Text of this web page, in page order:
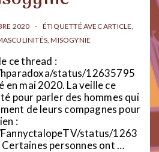
2020 ÉTIQUETTÉ AVECARTICLE,
,MISOGYNIE
ce thread :
status/12635795
mai 2020. La veille ce
pour parler des hommes qui
de leurs compagnes pour
:
status/1263
personnes ont …